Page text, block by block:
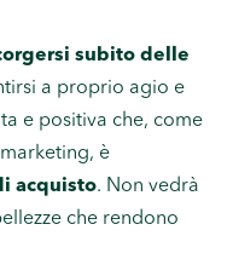
subito delle
a proprio agio e
e positiva che, come
è
acquisto. Non vedrà
che rendono